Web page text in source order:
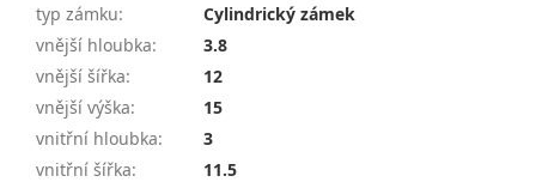
typ zámku:
Cylindrický zámek
vnější hloubka:
3.8
vnější šířka:
12
vnější výška:
15
vnitřní hloubka:
3
vnitřní šířka:
11.5